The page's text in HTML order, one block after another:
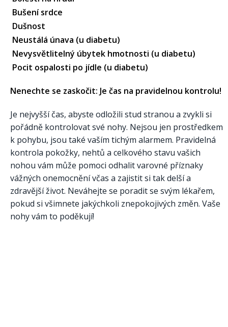
Bušení srdce
Dušnost
Neustálá únava (u diabetu)
Nevysvětlitelný úbytek hmotnosti (u diabetu)
Pocit ospalosti po jídle (u diabetu)
Nenechte se zaskočit: Je čas na pravidelnou kontrolu!
Je nejvyšší čas, abyste odložili stud stranou a zvykli si
pořádně kontrolovat své nohy. Nejsou jen prostředkem
k pohybu, jsou také vaším tichým alarmem. Pravidelná
kontrola pokožky, nehtů a celkového stavu vašich
nohou vám může pomoci odhalit varovné příznaky
vážných onemocnění včas a zajistit si tak delší a
zdravější život. Neváhejte se poradit se svým lékařem,
pokud si všimnete jakýchkoli znepokojivých změn. Vaše
nohy vám to poděkují!